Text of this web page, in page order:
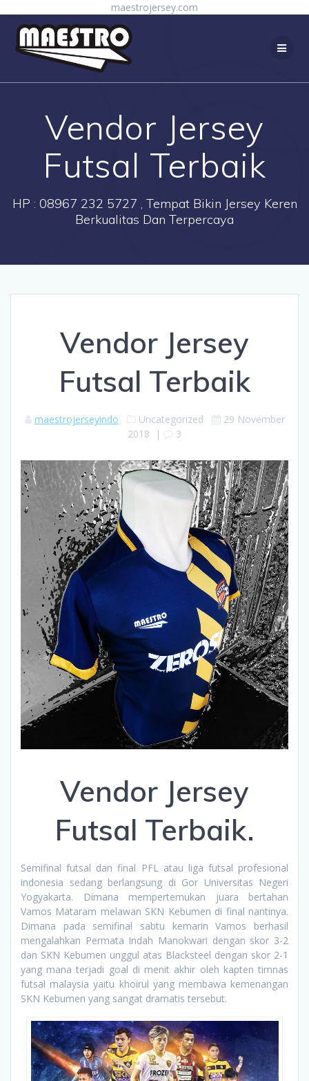
maestrojersey.com
Vendor Jersey
Futsal Terbaik
HP : 08967 232 5727 , Tempat Bikin Jersey Keren
Berkualitas Dan Terpercaya
Vendor Jersey
Futsal Terbaik
maestrojerseyindo Uncategorized
29 November
2018 | 3
Vendor Jersey
Futsal Terbaik.
Semifinal futsal dan final PFL atau liga futsal profesional
indonesia sedang berlangsung di Gor Universitas Negeri
Yogyakarta. Dimana mempertemukan juara bertahan
Vamos Mataram melawan SKN Kebumen di final nantinya.
Dimana pada semifinal sabtu kemarin Vamos berhasil
mengalahkan Permata Indah Manokwari dengan skor 3-2
dan SKN Kebumen unggul atas Blacksteel dengan skor 2-1
yang mana terjadi goal di menit akhir oleh kapten timnas
futsal malaysia yaitu khoirul yang membawa kemenangan
SKN Kebumen yang sangat dramatis tersebut.